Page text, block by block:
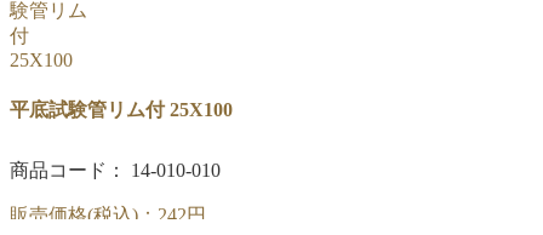
平底試験管リム付 25X100
商品コード： 14-010-010
販売価格(税込)： 242円